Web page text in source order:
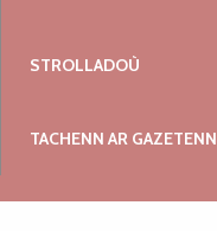
STROLLADOÙ
TACHENN AR GAZETENN